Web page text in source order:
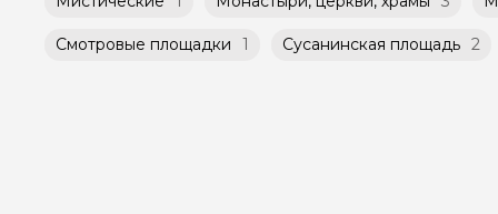
Смотровые площадки 1 Сусанинская площадь 2